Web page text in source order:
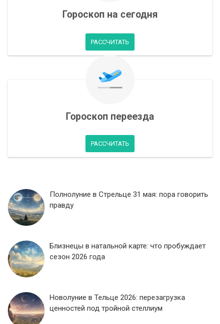
Гороскоп на сегодня
РАССЧИТАТЬ
Гороскоп переезда
РАССЧИТАТЬ
Полнолуние в Стрельце 31 мая: пора говорить
правду
Близнецы в натальной карте: что пробуждает
сезон 2026 года
Новолуние в Тельце 2026: перезагрузка
ценностей под тройной стеллиум